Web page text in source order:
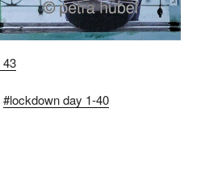
43
#lockdown day 1-40